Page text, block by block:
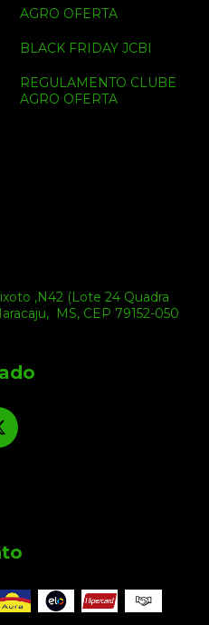
AGRO OFERTA
BLACK FRIDAY JCBI
REGULAMENTO CLUBE
AGRO OFERTA
,N42 (Lote 24 Quadra
MS, CEP 79152-050